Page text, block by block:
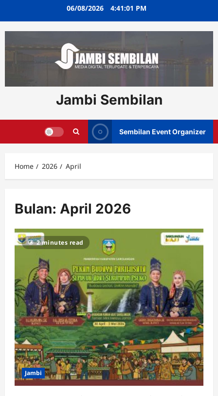
06/08/2026 4:41:02 PM
Jambi Sembilan
Sembilan Event Organizer
Home 2026 April
Bulan: April 2026
2 minutes read
Jambi